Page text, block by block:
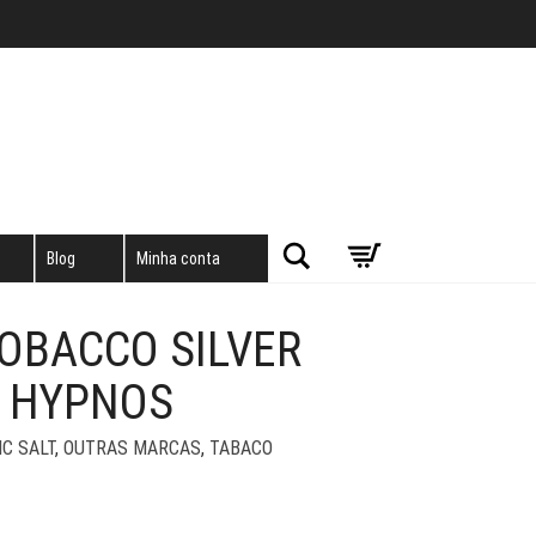
Blog Minha conta Pesquisar
SILVER
SALT, OUTRAS MARCAS, TABACO